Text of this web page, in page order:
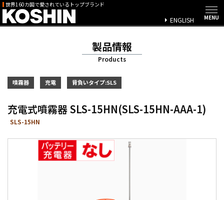
世界160カ国で愛されているトップブランド
ENGLISH
製品情報
Products
噴霧器 充電 背負いタイプ:SLS
充電式噴霧器 SLS-15HN(SLS-15HN-AAA-1)
SLS-15HN